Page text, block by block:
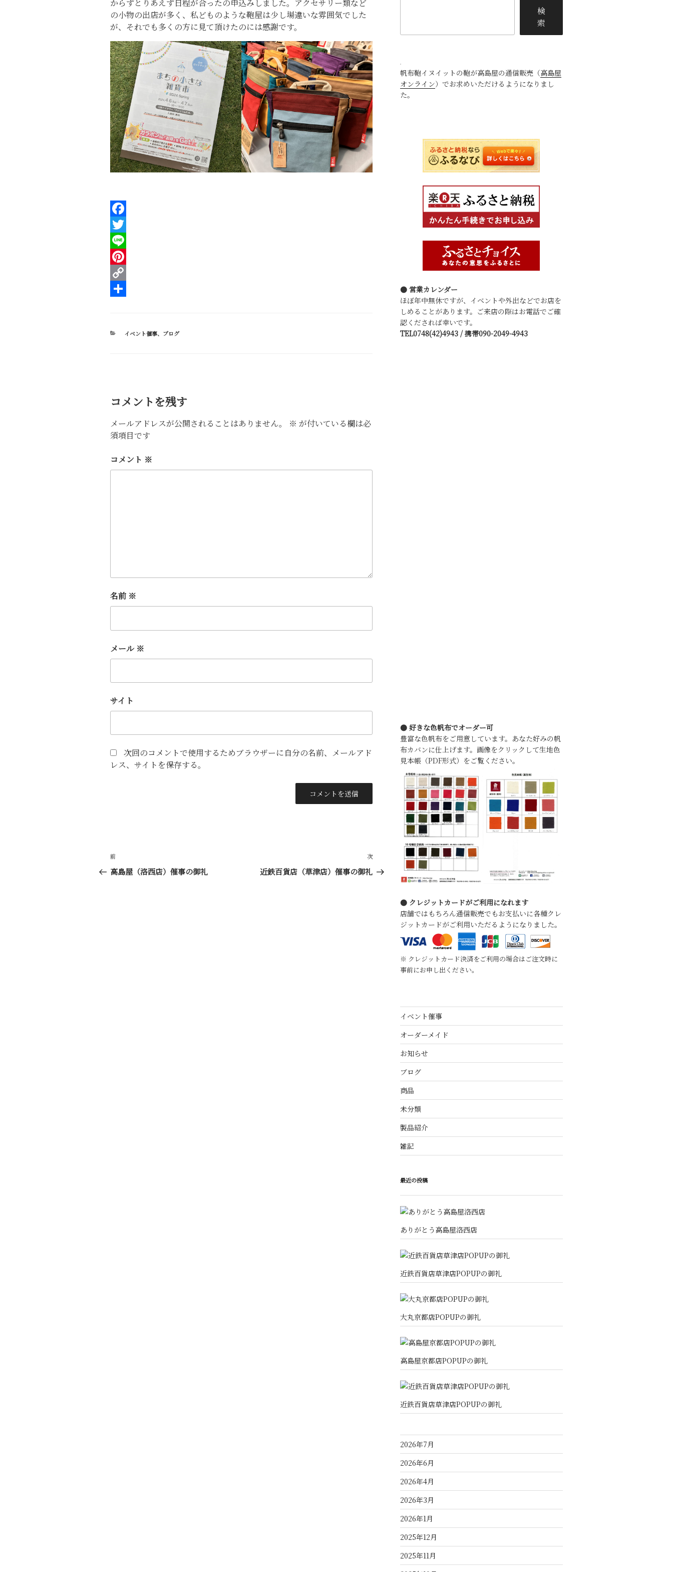
からずとりあえず日程が合ったの申込みしました。アクセサリー類など
の小物の出店が多く、私どものような鞄屋は少し場違いな雰囲気でした
が、それでも多くの方に見て頂けたのには感謝です。
F
a
c
e
b
k
T
w
r
L
n
P
e
t
C
y
k
カ
イベント催事、 ブログ
コメントを残す
メールアドレスが公開されることはありません。 ※ が付いている欄は必
須項目です
コメント ※
名前 ※
メール ※
サイト
次回のコメントで使用するためブラウザーに自分の名前、メールアド
レス、サイトを保存する。
投
稿
前
の
前
高島屋（洛西店）催事の御礼
次
の
次
近鉄百貨店（草津店）催事の御礼
検
索
帆布鞄イヌイットの鞄が高島屋の通信販売（高島屋
オンライン）でお求めいただけるようになりまし
た。
● 営業カレンダー
ほぼ年中無休ですが、イベントや外出などでお店を
しめることがあります。ご来店の際はお電話でご確
認くだされば幸いです。
TEL0748(42)4943 / 携帯090-2049-4943
● 好きな色帆布でオーダー可
豊富な色帆布をご用意しています。あなた好みの帆
布カバンに仕上げます。画像をクリックして生地色
見本帳（PDF形式）をご覧ください。
● クレジットカードがご利用になれます
店舗ではもちろん通信販売でもお支払いに各種クレ
ジットカードがご利用いただるようになりました。
※ クレジットカード決済をご利用の場合はご注文時に
事前にお申し出ください。
イベント催事
オーダーメイド
お知らせ
ブログ
商品
未分類
製品紹介
雑記
最近の投稿
ありがとう高島屋洛西店
近鉄百貨店草津店POPUPの御礼
大丸京都店POPUPの御礼
高島屋京都店POPUPの御礼
近鉄百貨店草津店POPUPの御礼
2026年7月
2026年6月
2026年4月
2026年3月
2026年1月
2025年12月
2025年11月